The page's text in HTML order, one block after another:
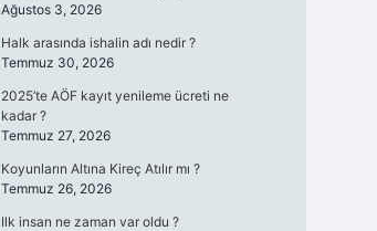
Ağustos 3, 2026
Halk arasında ishalin adı nedir ?
Temmuz 30, 2026
2025’te AÖF kayıt yenileme ücreti ne
kadar ?
Temmuz 27, 2026
Koyunların Altına Kireç Atılır mı ?
Temmuz 26, 2026
Ilk insan ne zaman var oldu ?